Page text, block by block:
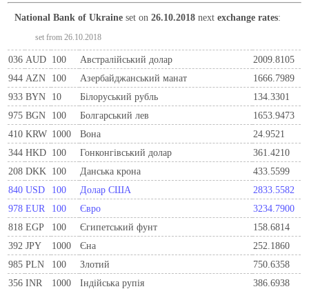
National Bank of Ukraine set on26.10.2018 nextexchange rates:
set from 26.10.2018
036 AUD 100 Австралійський долар
2009.8105
944 AZN 100 Азербайджанський манат
1666.7989
933 BYN 10 Бiлоруський рубль
134.3301
975 BGN 100 Болгарський лев
1653.9473
410 KRW 1000 Вона
24.9521
344 HKD 100 Гонконгівський долар
361.4210
208 DKK 100 Данська крона
433.5599
840 USD 100 Долар США
2833.5582
978 EUR 100 Євро
3234.7900
818 EGP 100 Єгипетський фунт
158.6814
392 JPY 1000 Єна
252.1860
985 PLN 100 Злотий
750.6358
356 INR 1000 Індійська рупія
386.6938